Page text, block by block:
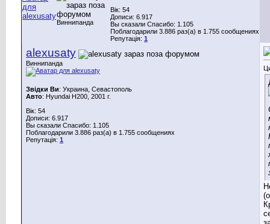
Виннипанда
Вік: 54
Дописи: 6.917
Вы сказали Спасибо: 1.105
Поблагодарили 3.886 раз(а) в 1.755 сообщениях
Репутація: 1
alexusaty
Виннипанда
Звідки Ви: Украина, Севастополь
Авто: Hyundai H200, 2001 г.
Вік: 54
Дописи: 6.917
Вы сказали Спасибо: 1.105
Поблагодарили 3.886 раз(а) в 1.755 сообщениях
Репутація: 1